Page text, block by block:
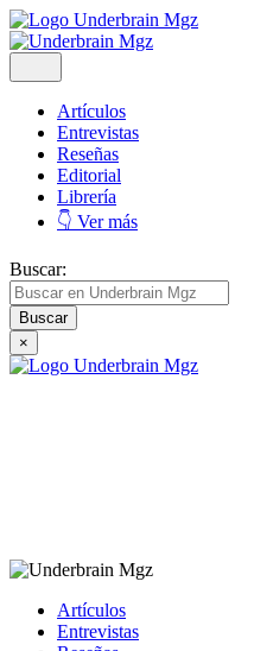
Artículos
Entrevistas
Reseñas
Editorial
Librería
👇 Ver más
Buscar:
×
Artículos
Entrevistas